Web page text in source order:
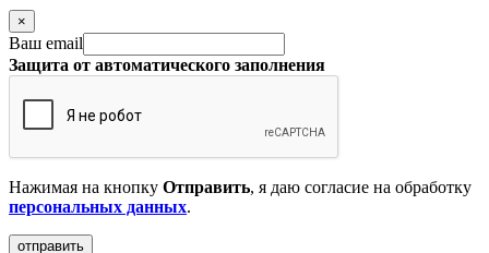
×
Ваш email
Защита от автоматического заполнения
Нажимая на кнопку Отправить, я даю согласие на обработку
персональных данных.